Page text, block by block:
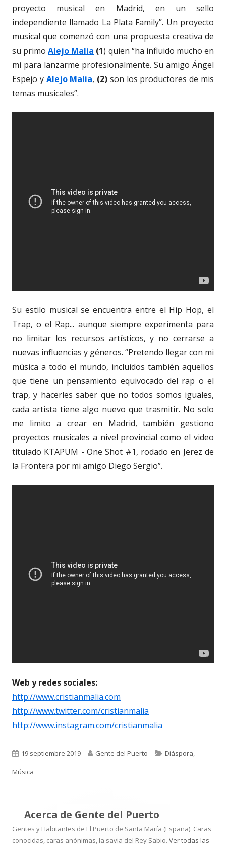
proyecto musical en Madrid, en un sello
independiente llamado La Plata Family”. Un proyecto
musical que comenzó con una propuesta creativa de
su primoAlejo Malia (1) quien “ha influido mucho en
mí para lanzarme profesionalmente. Su amigo Ángel
Espejo y Alejo Malia, (2) son los productores de mis
temas musicales”.
Su estilo musical se encuentra entre el Hip Hop, el
Trap, o el Rap... aunque siempre experimenta para
no limitar los recursos artísticos, y no cerrarse a
nuevas influencias y géneros. “Pretendo llegar con mi
música a todo el mundo, incluidos también aquellos
que tiene un pensamiento equivocado del rap o el
trap, y hacerles saber que no todos somos iguales,
cada artista tiene algo nuevo que trasmitir. No solo
me limito a crear en Madrid, también gestiono
proyectos musicales a nivel provincial como el video
titulado KTAPUM - One Shot #1, rodado en Jerez de
la Frontera por mi amigo Diego Sergio”.
Web y redes sociales:
http://www.cristianmalia.com
http://www.twitter.com/cristianmalia
http://www.instagram.com/cristianmalia
Publicado
el
19 septiembre 2019 Autor
Gente del Puerto Categorías
Diáspora,
Música
Acerca de Gente del Puerto
Gentes y Habitantes de El Puerto de Santa María (España). Caras
conocidas, caras anónimas, la savia del Rey Sabio. Ver todas las